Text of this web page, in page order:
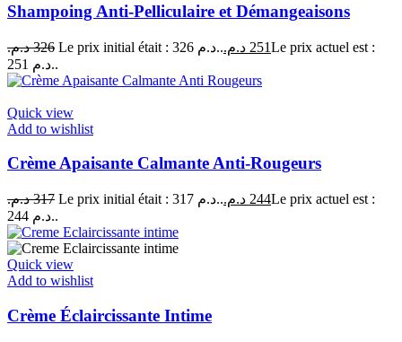
Shampoing Anti-Pelliculaire et Démangeaisons
326 د.م. Le prix initial était : 326 د.م.. 251 د.م.
Le prix actuel est :
251 د.م..
Quick view
Add to wishlist
Crème Apaisante Calmante Anti-Rougeurs
317 د.م. Le prix initial était : 317 د.م.. 244 د.م.
Le prix actuel est :
244 د.م..
Quick view
Add to wishlist
Crème Éclaircissante Intime